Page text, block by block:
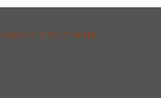
FOODIE PRO THEME